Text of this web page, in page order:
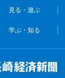
見る・遊ぶ
学ぶ・知る